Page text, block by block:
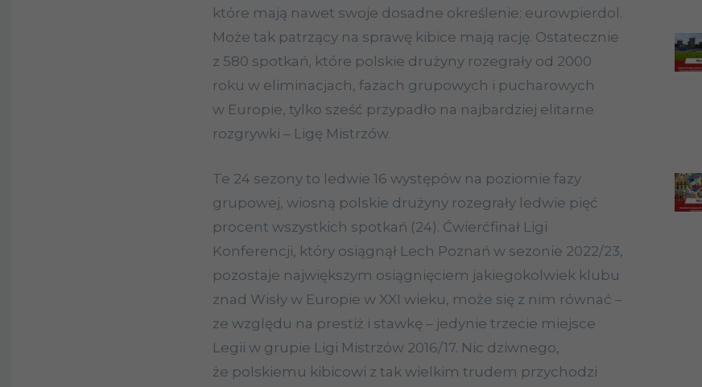
które mają nawet swoje dosadne określenie: eurowpierdol.
Może tak patrzący na sprawę kibice mają rację. Ostatecznie
z 580 spotkań, które polskie drużyny rozegrały od 2000
roku w eliminacjach, fazach grupowych i pucharowych
w Europie, tylko sześć przypadło na najbardziej elitarne
rozgrywki – Ligę Mistrzów.
Te 24 sezony to ledwie 16 występów na poziomie fazy
grupowej, wiosną polskie drużyny rozegrały ledwie pięć
procent wszystkich spotkań (24). Ćwierćfinał Ligi
Konferencji, który osiągnął Lech Poznań w sezonie 2022/23,
pozostaje największym osiągnięciem jakiegokolwiek klubu
znad Wisły w Europie w XXI wieku, może się z nim równać –
ze względu na prestiż i stawkę – jedynie trzecie miejsce
Legii w grupie Ligi Mistrzów 2016/17. Nic dziwnego,
że polskiemu kibicowi z tak wielkim trudem przychodzi